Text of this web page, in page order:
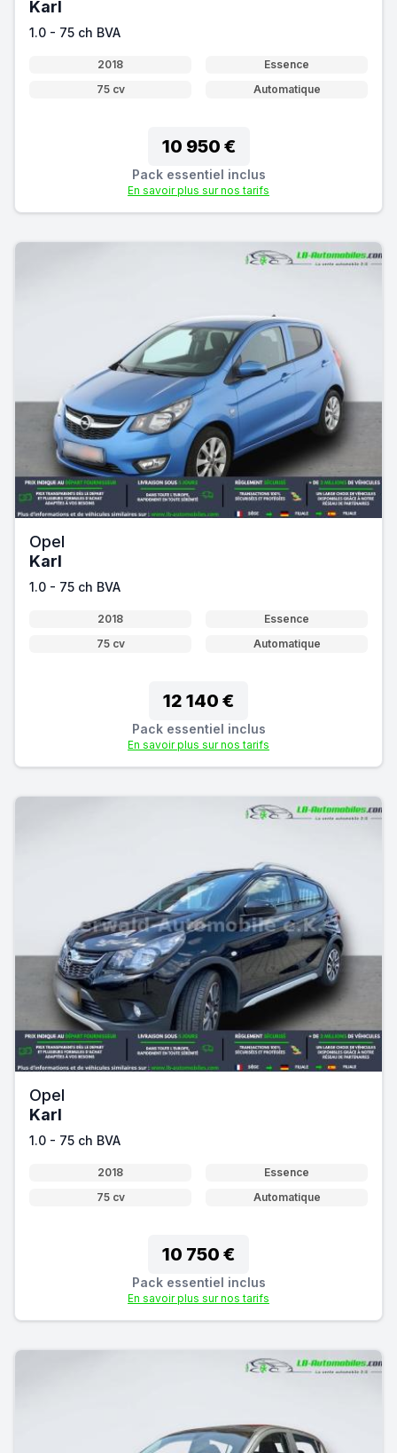
Karl
1.0 - 75 ch BVA
2018
Essence
75 cv
Automatique
10 950 €
Pack essentiel inclus
En savoir plus sur nos tarifs
Opel
Karl
1.0 - 75 ch BVA
2018
Essence
75 cv
Automatique
12 140 €
Pack essentiel inclus
En savoir plus sur nos tarifs
Opel
Karl
1.0 - 75 ch BVA
2018
Essence
75 cv
Automatique
10 750 €
Pack essentiel inclus
En savoir plus sur nos tarifs